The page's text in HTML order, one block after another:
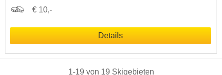
€ 10,-
Details
1-19 von 19 Skigebieten